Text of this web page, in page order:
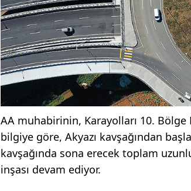
AA muhabirinin, Karayolları 10.
bilgiye göre, Akyazı kavşağından
kavşağında sona erecek toplam
inşası devam ediyor.